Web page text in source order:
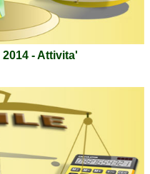
- Attivita'